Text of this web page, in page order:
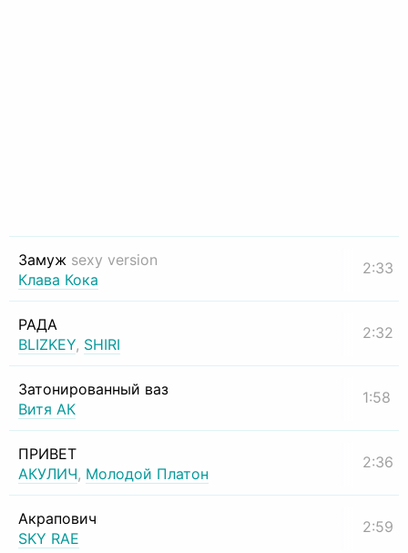
Замуж sexy version
Клава Кока
2:33
РАДА
BLIZKEY, SHIRI
2:32
Затонированный ваз
Витя АК
1:58
ПРИВЕТ
АКУЛИЧ, Молодой Платон
2:36
Акрапович
SKY RAE
2:59